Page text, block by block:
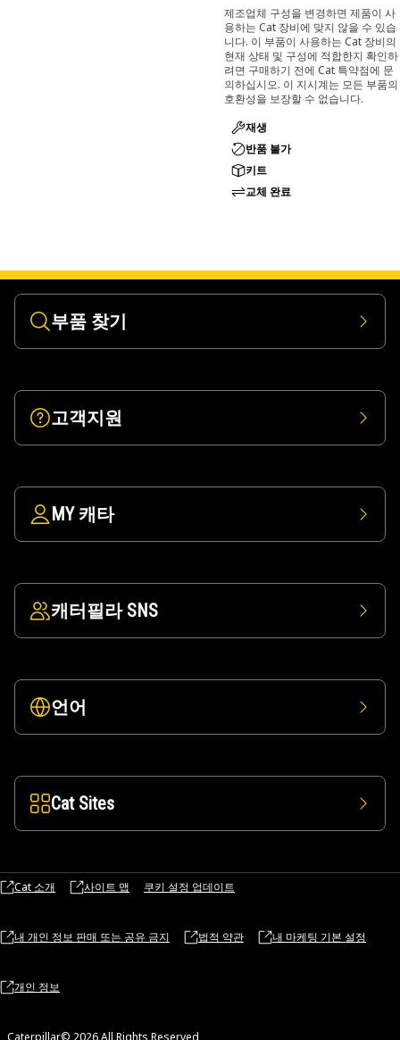
제조업체 구성을 변경하면 제품이 사
용하는 Cat 장비에 맞지 않을 수 있습
니다. 이 부품이 사용하는 Cat 장비의
현재 상태 및 구성에 적합한지 확인하
려면 구매하기 전에 Cat 특약점에 문
의하십시오. 이 지시계는 모든 부품의
호환성을 보장할 수 없습니다.
재생
반품 불가
키트
교체 완료
부품 찾기
고객지원
MY 캐타
캐터필라 SNS
언어
Cat Sites
Cat 소개 사이트 맵 쿠키 설정 업데이트
내 개인 정보 판매 또는 공유 금지 법적 약관 내 마케팅 기본 설정
개인 정보
Caterpillar© 2026 All Rights Reserved